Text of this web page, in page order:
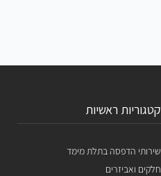
קטגוריות ראשיות
שירותי הדפסה בתלת מימד
חלקים ואביזרים